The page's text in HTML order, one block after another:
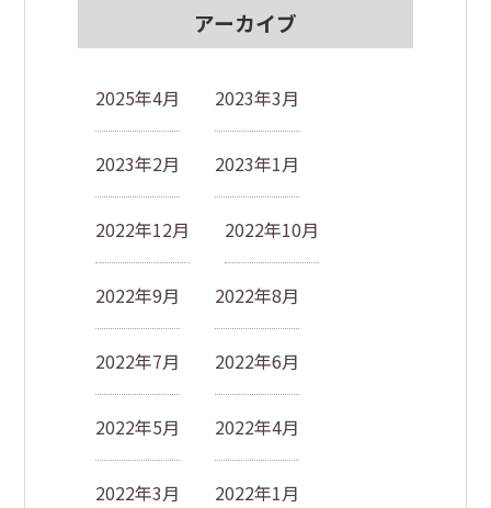
アーカイブ
2025年4月 2023年3月
2023年2月 2023年1月
2022年12月 2022年10月
2022年9月 2022年8月
2022年7月 2022年6月
2022年5月 2022年4月
2022年3月 2022年1月